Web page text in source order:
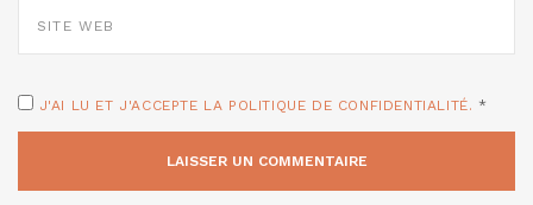
WEB
J'AI LU ET J'ACCEPTE LA POLITIQUE DE CONFIDENTIALITÉ. *